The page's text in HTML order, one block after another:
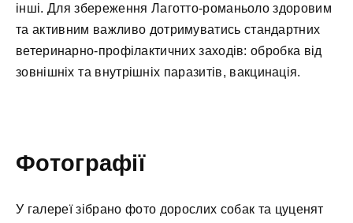
інші. Для збереження Лаготто-романьоло здоровим
та активним важливо дотримуватись стандартних
ветеринарно-профілактичних заходів: обробка від
зовнішніх та внутрішніх паразитів, вакцинація.
Фотографії
У галереї зібрано фото дорослих собак та цуценят